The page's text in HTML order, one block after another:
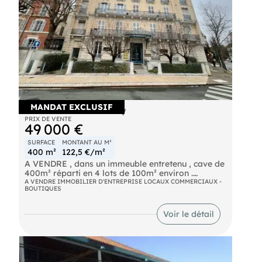
MANDAT EXCLUSIF
Locaux à vendre à Vichy
PRIX DE VENTE
49 000 €
SURFACE
400 m²
MONTANT AU M²
122,5 €/m²
A VENDRE , dans un immeuble entretenu , cave de
400m² réparti en 4 lots de 100m² environ .
Ces lots se situent dans l immeuble ALBERT 1 ER
rue SAINTE CECILE en plein centre ville .
L' accès de cette cave se fait par deux escaliers
IDEAL POUR INVESTISSEUR POUR FAIRE BOX
DANS CHAQUE LOT !!
A VENDRE IMMOBILIER D'ENTREPRISE LOCAUX COMMERCIAUX -
BOUTIQUES
Voir le détail